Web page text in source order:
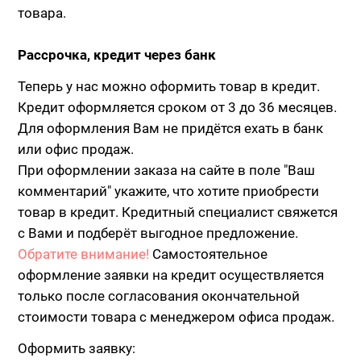
товара.
Рассрочка, кредит через банк
Теперь у нас можно оформить товар в кредит.
Кредит оформляется сроком от 3 до 36 месяцев.
Для оформления Вам не придётся ехать в банк
или офис продаж.
При оформлении заказа на сайте в поле "Ваш
комментарий" укажите, что хотите приобрести
товар в кредит. Кредитный специалист свяжется
с Вами и подберёт выгодное предложение.
Обратите внимание! Самостоятельное
оформление заявки на кредит осуществляется
только после согласования окончательной
стоимости товара с менеджером офиса продаж.
Оформить заявку: